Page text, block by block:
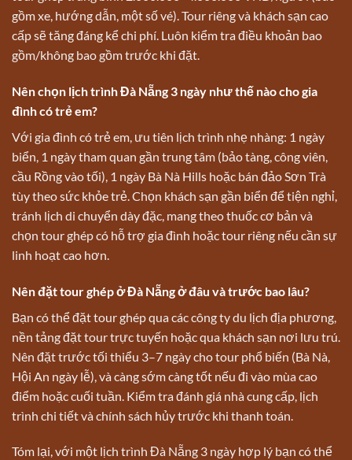
gồm xe, hướng dẫn, một số vé). Tour riêng và khách sạn cao
cấp sẽ tăng đáng kể chi phí. Luôn kiểm tra điều khoản bao
gồm/không bao gồm trước khi đặt.
Nên chọn lịch trình Đà Nẵng 3 ngày như thế nào cho gia
đình có trẻ em?
Với gia đình có trẻ em, ưu tiên lịch trình nhẹ nhàng: 1 ngày
biển, 1 ngày tham quan gần trung tâm (bảo tàng, công viên,
cầu Rồng vào tối), 1 ngày Bà Nà Hills hoặc bán đảo Sơn Trà
tùy theo sức khỏe trẻ. Chọn khách sạn gần biển để tiện nghỉ,
tránh lịch di chuyển dày đặc, mang theo thuốc cơ bản và
chọn tour ghép có hỗ trợ gia đình hoặc tour riêng nếu cần sự
linh hoạt cao hơn.
Nên đặt tour ghép ở Đà Nẵng ở đâu và trước bao lâu?
Bạn có thể đặt tour ghép qua các công ty du lịch địa phương,
nền tảng đặt tour trực tuyến hoặc qua khách sạn nơi lưu trú.
Nên đặt trước tối thiểu 3–7 ngày cho tour phổ biến (Bà Nà,
Hội An ngày lễ), và càng sớm càng tốt nếu đi vào mùa cao
điểm hoặc cuối tuần. Kiểm tra đánh giá nhà cung cấp, lịch
trình chi tiết và chính sách hủy trước khi thanh toán.
Tóm lại, với một lịch trình Đà Nẵng 3 ngày hợp lý bạn có thể